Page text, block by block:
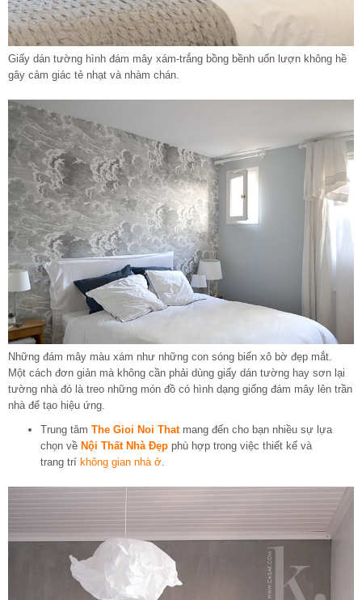
Giấy dán tường hình đám mây xám-trắng bồng bềnh uốn lượn không hề
gây cảm giác tẻ nhạt và nhàm chán.
Những đám mây màu xám như những con sóng biển xô bờ đẹp mắt.
Một cách đơn giản mà không cần phải dùng giấy dán tường hay sơn lại
tường nhà đó là treo những món đồ có hình dạng giống đám mây lên trần
nhà để tạo hiệu ứng.
Trung tâm The Gioi Noi Thatmang đến cho bạn nhiều sự lựa
chọn về Nội Thất Nhà Đẹp phù hợp trong việc thiết kế và
trang trí không gian nhà ở.